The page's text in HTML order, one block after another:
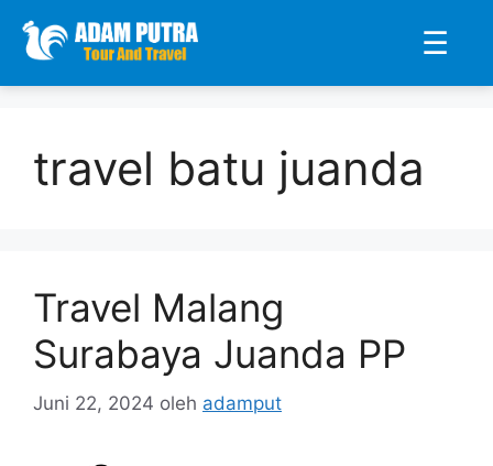
☰
travel batu juanda
Travel Malang
Surabaya Juanda PP
Juni 22, 2024 oleh adamput